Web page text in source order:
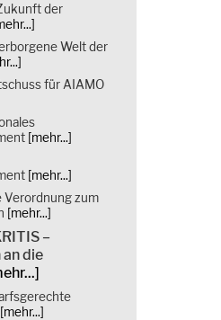
der
Welt der
für AIAMO
[mehr...]
[mehr...]
Verordnung zum
[mehr...]
–
die
[mehr...]